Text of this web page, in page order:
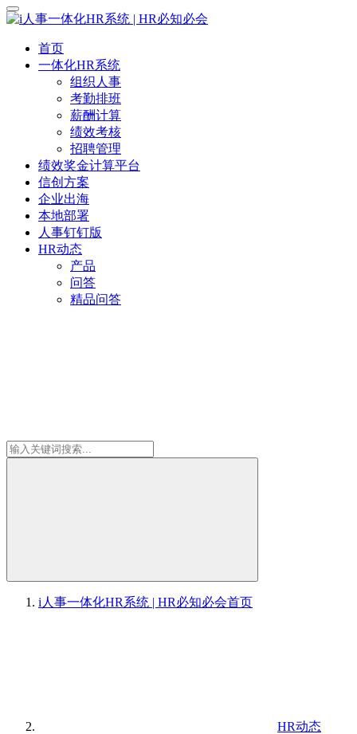
首页
一体化HR系统
组织人事
考勤排班
薪酬计算
绩效考核
招聘管理
绩效奖金计算平台
信创方案
企业出海
本地部署
人事钉钉版
HR动态
产品
问答
精品问答
i人事一体化HR系统 | HR必知必会首页
HR动态